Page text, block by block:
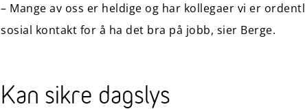
– Mange av oss er heldige og har kollegaer vi er
sosial kontakt for å ha det bra på jobb, sier Berge.
Kan sikre dagslys